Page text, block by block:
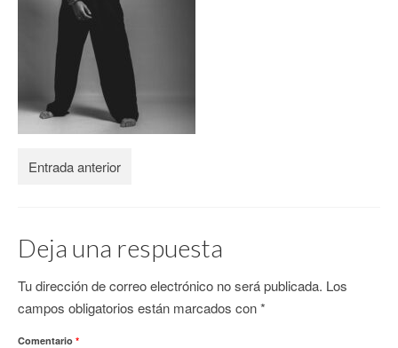
SOBRE LM
CONTACTO
Entrada anterior
Deja una respuesta
Tu dirección de correo electrónico no será publicada. Los
campos obligatorios están marcados con*
Comentario *